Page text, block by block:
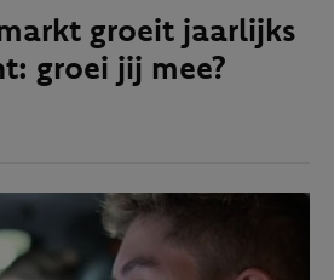
groeit jaarlijks
groei jij mee?